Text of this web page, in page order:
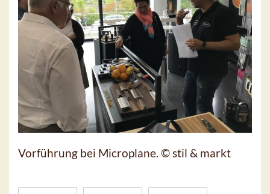
Vorführung bei Microplane. © stil & markt